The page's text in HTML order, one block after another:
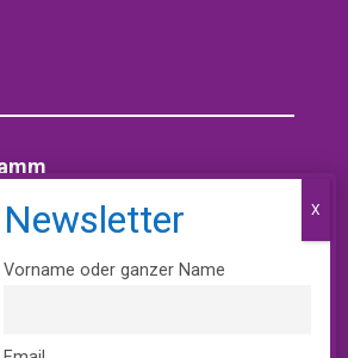
Vorname oder ganzer Name